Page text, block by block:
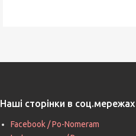
Наші сторінки в соц.мережах
Facebook / Po-Nomeram